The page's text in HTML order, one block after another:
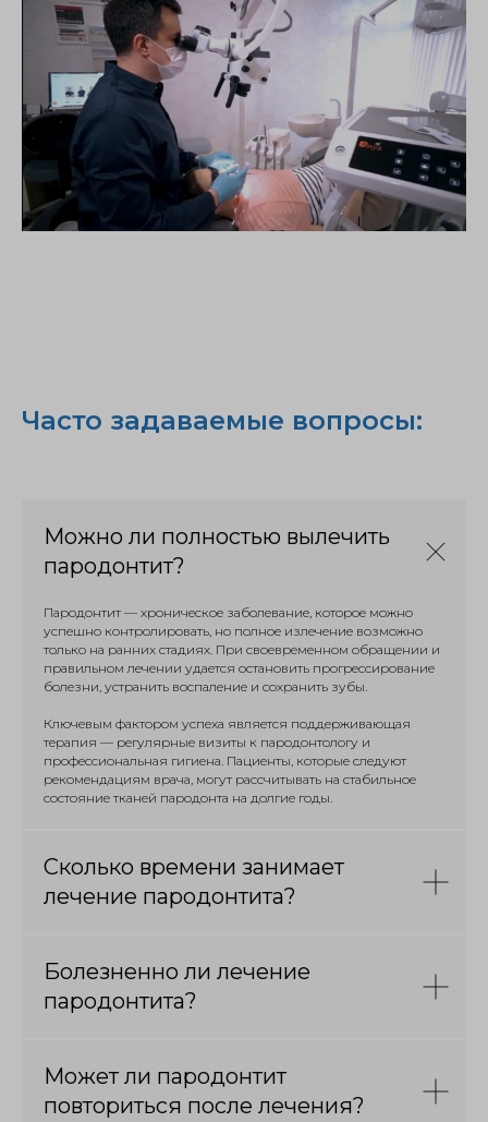
Часто задаваемые вопросы:
Можно ли полностью вылечить
пародонтит?
Пародонтит — хроническое заболевание, которое можно
успешно контролировать, но полное излечение возможно
только на ранних стадиях. При своевременном обращении и
правильном лечении удается остановить прогрессирование
болезни, устранить воспаление и сохранить зубы.
Ключевым фактором успеха является поддерживающая
терапия — регулярные визиты к пародонтологу и
профессиональная гигиена. Пациенты, которые следуют
рекомендациям врача, могут рассчитывать на стабильное
состояние тканей пародонта на долгие годы.
Сколько времени занимает
лечение пародонтита?
Болезненно ли лечение
пародонтита?
Может ли пародонтит
повториться после лечения?